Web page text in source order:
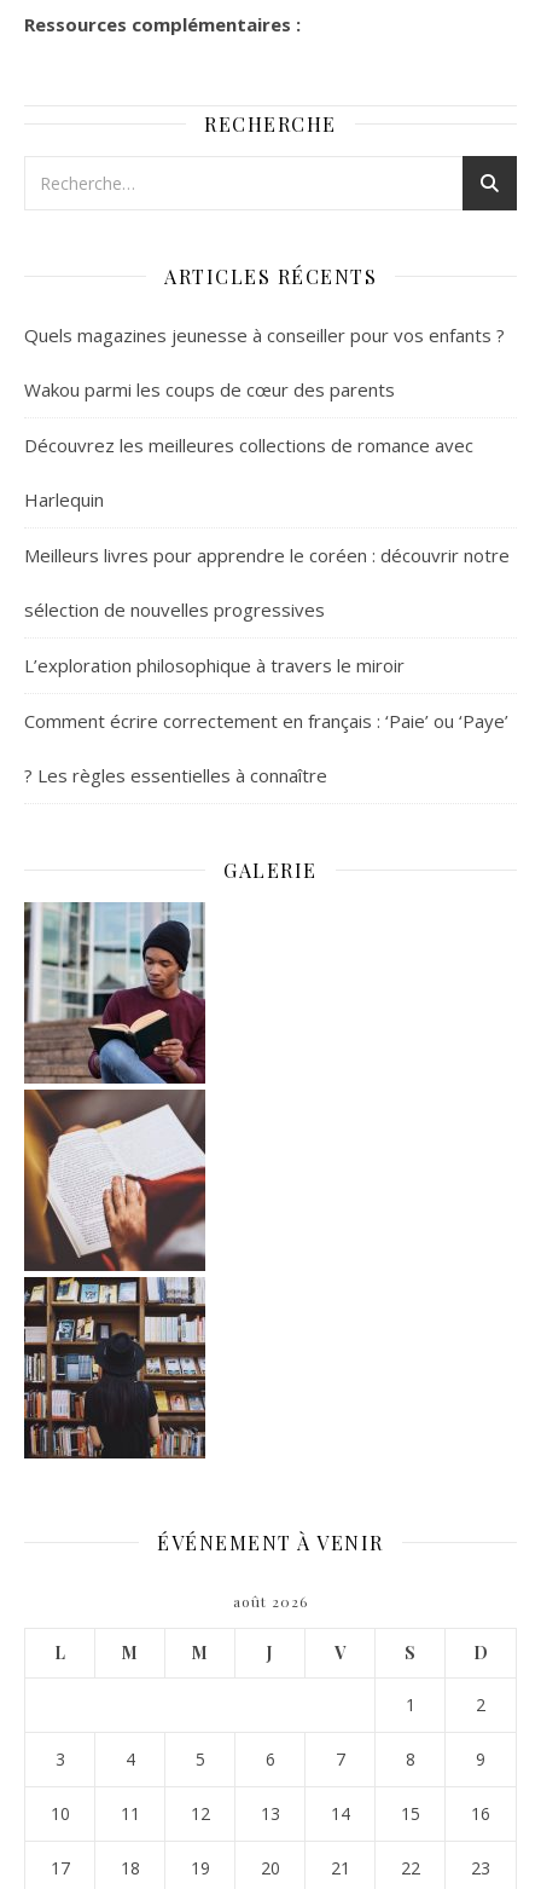
Ressources complémentaires :
RECHERCHE
ARTICLES RÉCENTS
Quels magazines jeunesse à conseiller pour vos enfants ?
Wakou parmi les coups de cœur des parents
Découvrez les meilleures collections de romance avec
Harlequin
Meilleurs livres pour apprendre le coréen : découvrir notre
sélection de nouvelles progressives
L’exploration philosophique à travers le miroir
Comment écrire correctement en français : ‘Paie’ ou ‘Paye’
? Les règles essentielles à connaître
GALERIE
ÉVÉNEMENT À VENIR
août 2026
L M M J V S D
1 2
3 4 5 6 7 8 9
10 11 12 13 14 15 16
17 18 19 20 21 22 23